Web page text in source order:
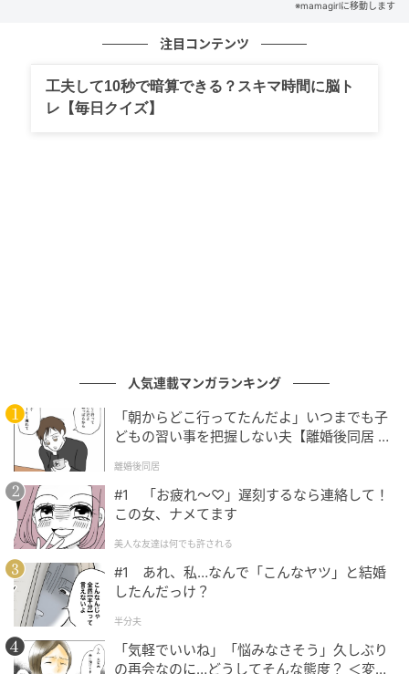
※mamagirlに移動します
注目コンテンツ
工夫して10秒で暗算できる？スキマ時間に脳ト
レ【毎日クイズ】
人気連載マンガランキング
「朝からどこ行ってたんだよ」いつまでも子
どもの習い事を把握しない夫【離婚後同居 Vo
離婚後同居
#1 「お疲れ〜♡」遅刻するなら連絡して！
この女、ナメてます
美人な友達は何でも許される
#1 あれ、私…なんで「こんなヤツ」と結婚
したんだっけ？
半分夫
「気軽でいいね」「悩みなさそう」久しぶり
の再会なのに…どうしてそんな態度？ ＜変わ